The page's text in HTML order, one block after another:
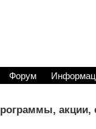
Форум
акции,